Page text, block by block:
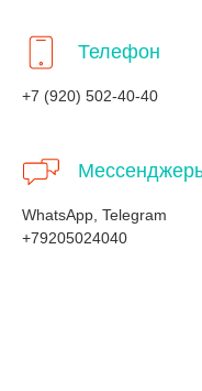
Телефон
+7 (920) 502-40-40
WhatsApp, Telegram
+79205024040